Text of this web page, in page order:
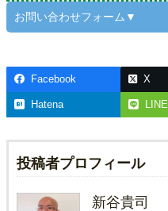
お問い合わせフォーム▼
Facebook X
Hatena LINE
投稿者プロフィール
新谷貴司